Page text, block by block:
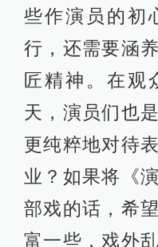
些作演员的初
行，还需要涵
匠精神。在观
天，演员们也
更纯粹地对待
业？如果将《
部戏的话，希
富一些，戏外